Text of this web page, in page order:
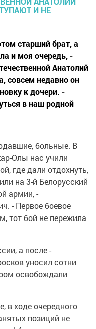
старший брат, а
и моя очередь, -
Анатолий
совсем недавно он
к дочери. -
в наш родной
больные. В
Олы нас учили
где дали отдохнуть,
на 3-й Белорусский
армии, -
- Первое боевое
тот бой не пережила
а после -
уносил сотни
освобождали
в ходе очередного
позиций не